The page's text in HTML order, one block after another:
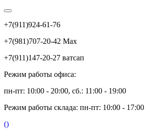
+7(911)924-61-76
+7(981)707-20-42 Max
+7(911)147-20-27 ватсап
Режим работы офиса:
пн-пт: 10:00 - 20:00, сб.: 11:00 - 19:00
Режим работы склада: пн-пт: 10:00 - 17:00
()